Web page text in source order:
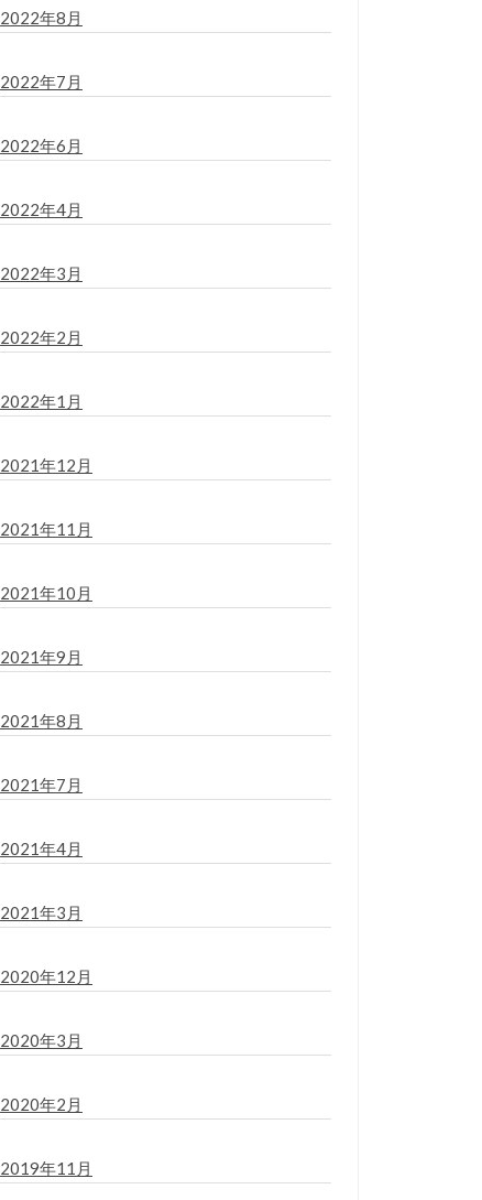
2022年8月
2022年7月
2022年6月
2022年4月
2022年3月
2022年2月
2022年1月
2021年12月
2021年11月
2021年10月
2021年9月
2021年8月
2021年7月
2021年4月
2021年3月
2020年12月
2020年3月
2020年2月
2019年11月